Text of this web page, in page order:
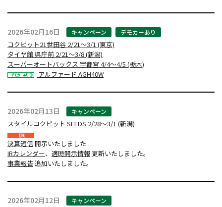
2026年02月16日 キャンペーン デモカーあり
コクピット21世田谷 2/21～3/1 (東京)
タイヤ館 県庁前 2/21～3/8 (新潟)
スーパーオートバックス 宇都宮 4/4～4/5 (栃木)
アルファード AGH40W
2026年02月13日 キャンペーン
スタイルコクピット SEEDS 2/28～3/1 (新潟)
決算短信開示いたしました
IRカレンダー、 適時開示情報更新いたしました。
事業報告追加いたしました。
2026年02月12日 キャンペーン